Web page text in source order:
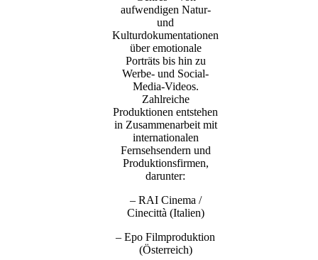
aufwendigen Natur-
und
Kulturdokumentationen
über emotionale
Porträts bis hin zu
Werbe- und Social-
Media-Videos.
Zahlreiche
Produktionen entstehen
in Zusammenarbeit mit
internationalen
Fernsehsendern und
Produktionsfirmen,
darunter:
– RAI Cinema /
Cinecittà (Italien)
– Epo Filmproduktion
(Österreich)